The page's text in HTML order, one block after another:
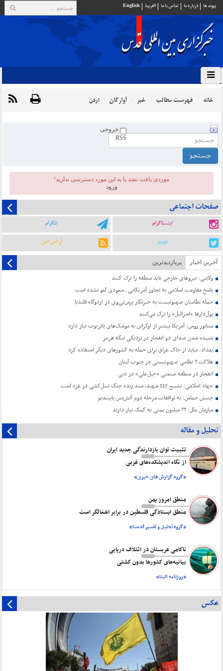
پيوند ها درباره ما تماس با ما العربية English
خانه فهرست مطالب خبر آوارگان اردن
خروجی
RSS
موردی يافت نشد یا به این مورد دسترسی ندارید!
ورود
صفحات اجتماعی
اینستاگرام تلگرام
توییتر آر اس اس
آخرین اخبار پربازدیدترین
ولایتی: نیروهای خارجی باید منطقه را ترک کنند
پاسخ مقاومت اسلامی به تجاوز آمریکایی ـ سعودی لغو نشده است
حمله نظامیان صهیونیست به خبرنگار پرس‌تی‌وی در اردوگاه قلندیا
پول‌دارها “اسرائیل” را ترک می‌کنند
سناتور روس: آمریکا بیشتر از اوکراین به موشک‌های پاتریوت نیاز دارد
شنیده شدن صدای دو انفجار در نزدیکی تنگه هرمز
بغداد: نباید از خاک عراق برای حمله به کشورهای دیگر استفاده کرد
هلاکت ۲ نظامی صهیونیستی در جنوب لبنان
انفجار در منطقه صنعتی «جبل‌علی» در دبی
جهاد اسلامی: تشییع 112 شهید، سند زنده جنگ نسل‌کشی در غزه است
جنبش حماس: به توافقات مرحله دوم آتش‌بس پایبندیم
سازمان ملل: ۲۲ میلیون یمنی به کمک نیاز دارند
تحلیل و مقاله
تثبیت توان بازدارندگی جدید ایران
از نگاه اندیشکده‌های غربی
«گروه گزارش های خبری»
منطق امروز یمن
منطق ایستادگی فلسطین در برابر اشغالگر است
«گروه تحلیل و تفسیر قدسنا»
ناکامی عربستان در ائتلاف دریایی
بیانیه‌های کشورها بدون کشتی
«روزنامه البنا»
عکس